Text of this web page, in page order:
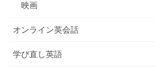
映画
オンライン英会話
学び直し英語